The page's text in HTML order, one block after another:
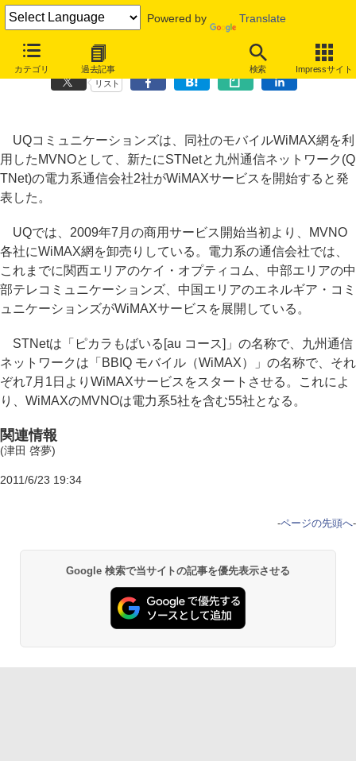
Powered by Translate
カテゴリ 過去記事 検索 Impressサイト
STNetとQTNet、電力系通信会社2社がWiMAXにMVNO参入
リスト
UQコミュニケーションズは、同社のモバイルWiMAX網を利
用したMVNOとして、新たにSTNetと九州通信ネットワーク(Q
TNet)の電力系通信会社2社がWiMAXサービスを開始すると発
表した。
UQでは、2009年7月の商用サービス開始当初より、MVNO
各社にWiMAX網を卸売りしている。電力系の通信会社では、
これまでに関西エリアのケイ・オプティコム、中部エリアの中
部テレコミュニケーションズ、中国エリアのエネルギア・コミ
ュニケーションズがWiMAXサービスを展開している。
STNetは「ピカラもばいる[au コース]」の名称で、九州通信
ネットワークは「BBIQ モバイル（WiMAX）」の名称で、それ
ぞれ7月1日よりWiMAXサービスをスタートさせる。これによ
り、WiMAXのMVNOは電力系5社を含む55社となる。
関連情報
(津田 啓夢)
2011/6/23 19:34
-ページの先頭へ-
Google 検索で当サイトの記事を優先表示させる